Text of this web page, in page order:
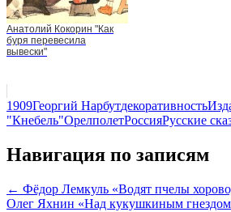
Анатолий Кокорин "Как
буря перевесила
вывески"
1909Георгий Нарбутдекоративность
"Кнебель"ОрелполетРоссияРусские
Навигация по записям
← Фёдор Лемкуль «Водят пчелы
Олег Яхнин «Над кукушкиным